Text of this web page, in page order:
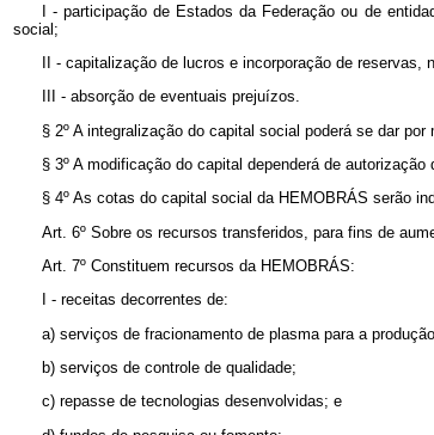
I - participação de Estados da Federação ou de
social;
II - capitalização de lucros e incorporação de reservas,
III - absorção de eventuais prejuízos.
§ 2º A integralização do capital social poderá se dar
§ 3º A modificação do capital dependerá de
§ 4º As cotas do capital social da HEMOBRÁS serão
Art. 6º Sobre os recursos transferidos, para fins de
Art. 7º Constituem recursos da HEMOBRÁS:
I - receitas decorrentes de:
a) serviços de fracionamento de plasma para a
b) serviços de controle de qualidade;
c) repasse de tecnologias desenvolvidas; e